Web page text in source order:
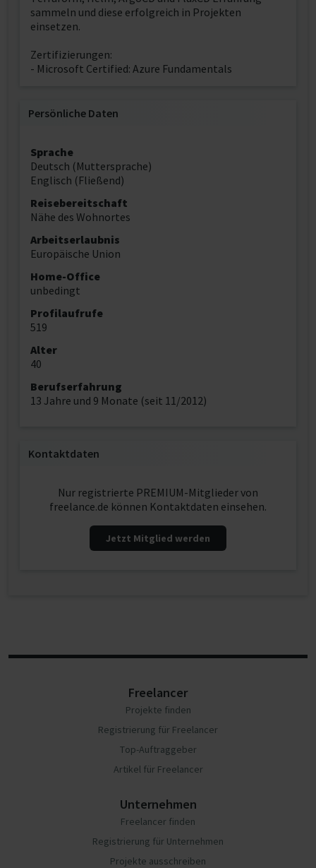
sammeln und diese erfolgreich in Projekten
einsetzen.
Zertifizierungen:
- Microsoft Certified: Azure Fundamentals
Persönliche Daten
Sprache
Deutsch (Muttersprache)
Englisch (Fließend)
Reisebereitschaft
Nähe des Wohnortes
Arbeitserlaubnis
Europäische Union
Home-Office
unbedingt
Profilaufrufe
519
Alter
40
Berufserfahrung
13 Jahre und 9 Monate (seit 11/2012)
Kontaktdaten
Nur registrierte PREMIUM-Mitglieder von
freelance.de können Kontaktdaten einsehen.
Jetzt Mitglied werden
Freelancer
Projekte finden
Registrierung für Freelancer
Top-Auftraggeber
Artikel für Freelancer
Unternehmen
Freelancer finden
Registrierung für Unternehmen
Projekte ausschreiben